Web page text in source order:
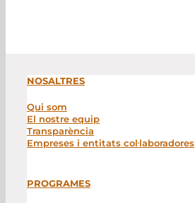
NOSALTRES
Qui som
El nostre equip
Transparència
Empreses i entitats col·laboradores
PROGRAMES